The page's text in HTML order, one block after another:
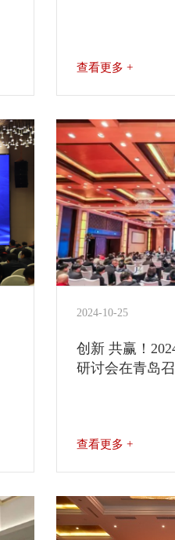
查看更多 +
2024-10-25
创新 共赢！
研讨会在青岛
查看更多 +